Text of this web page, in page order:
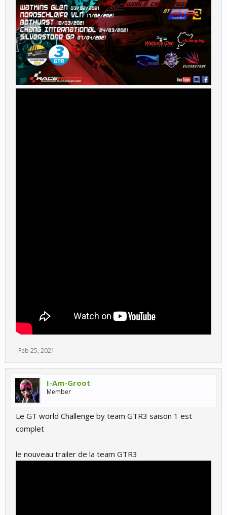
Feb 25, 2021
I-Am-Groot
Member
Le GT world Challenge by team GTR3 saison 1 est
complet
le nouveau trailer de la team GTR3